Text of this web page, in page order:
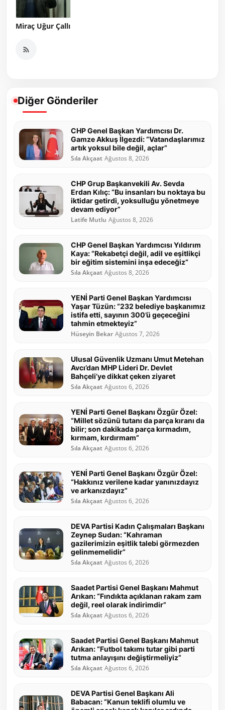
Miraç Uğur Çallı
Diğer Gönderiler
CHP Genel Başkan Yardımcısı Dr.
Gamze Akkuş İlgezdi: “Vatandaşlarımız
artık yoksul bile değil, açlar”
Sıla Akçaat Ağustos 8, 2026
CHP Grup Başkanvekili Av. Sevda
Erdan Kılıç: “Bu insanları bu noktaya bu
iktidar getirdi, yoksulluğu yönetmeye
devam ediyor”
Latife Mutlu Ağustos 8, 2026
CHP Genel Başkan Yardımcısı Yıldırım
Kaya: “Rekabetçi değil, adil ve eşitlikçi
bir eğitim sistemini inşa edeceğiz”
Sıla Akçaat Ağustos 8, 2026
YENİ Parti Genel Başkan Yardımcısı
Yaşar Tüzün: “232 belediye başkanımız
istifa etti, sayının 300’ü geçeceğini
tahmin etmekteyiz”
Hüseyin Bekar Ağustos 7, 2026
Ulusal Güvenlik Uzmanı Umut Metehan
Avcı’dan MHP Lideri Dr. Devlet
Bahçeli’ye dikkat çeken ziyaret
Sıla Akçaat Ağustos 6, 2026
YENİ Parti Genel Başkanı Özgür Özel:
“Millet sözünü tutanı da parça kıranı da
bilir; son dakikada parça kırmadım,
kırmam, kırdırmam”
Sıla Akçaat Ağustos 6, 2026
YENİ Parti Genel Başkanı Özgür Özel:
“Hakkınız verilene kadar yanınızdayız
ve arkanızdayız”
Sıla Akçaat Ağustos 6, 2026
DEVA Partisi Kadın Çalışmaları Başkanı
Zeynep Sudan: “Kahraman
gazilerimizin eşitlik talebi görmezden
gelinmemelidir”
Sıla Akçaat Ağustos 6, 2026
Saadet Partisi Genel Başkanı Mahmut
Arıkan: “Fındıkta açıklanan rakam zam
değil, reel olarak indirimdir”
Sıla Akçaat Ağustos 6, 2026
Saadet Partisi Genel Başkanı Mahmut
Arıkan: “Futbol takımı tutar gibi parti
tutma anlayışını değiştirmeliyiz”
Sıla Akçaat Ağustos 6, 2026
DEVA Partisi Genel Başkanı Ali
Babacan: “Kanun teklifi olumlu ve